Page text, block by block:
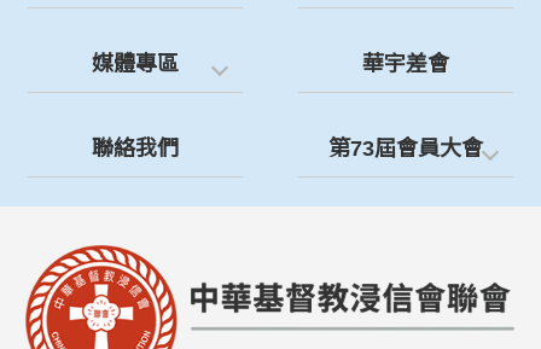
媒體專區 華宇差會
聯絡我們 第73屆會員大會